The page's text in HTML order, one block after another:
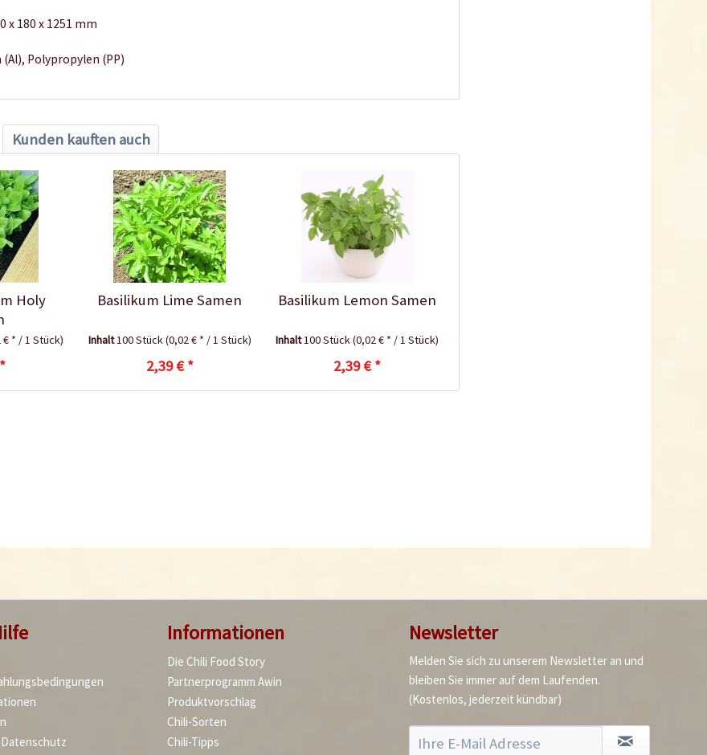
x 180 x 1251 mm
Polypropylen (PP)
Kunden kauften auch
Holy
€ * / 1 Stück)
Basilikum Lime Samen
Inhalt100 Stück(0,02 € * / 1 Stück)
2,39 € *
Basilikum Lemon Samen
Inhalt100 Stück(0,02 € * / 1 Stück)
2,39 € *
Informationen
Die Chili Food Story
Partnerprogramm Awin
Produktvorschlag
Chili-Sorten
Chili-Tipps
Newsletter
Melden Sie sich zu unserem Newsletter an und
bleiben Sie immer auf dem Laufenden.
(Kostenlos, jederzeit kündbar)